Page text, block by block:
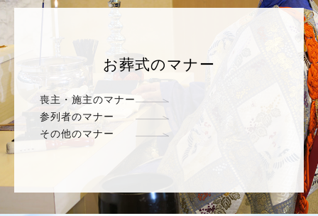
お葬式のマナー
喪主・施主のマナー
参列者のマナー
その他のマナー